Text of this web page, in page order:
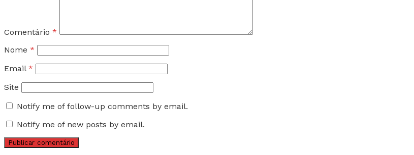
Comentário *
Nome *
Email *
Site
Notify me of follow-up comments by email.
Notify me of new posts by email.